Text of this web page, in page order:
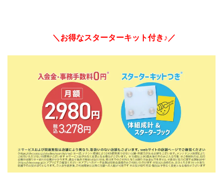
＼お得なスターターキット付き♪／